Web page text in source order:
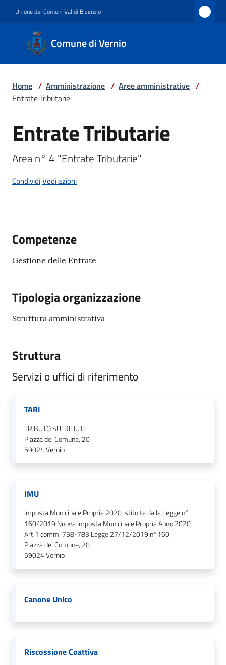
Unione dei Comuni Val di Bisenzio
Comune di Vernio
Comune
di
Vernio
e
dati
su
Home / Amministrazione / Aree amministrative /
Entrate Tributarie
Salta al contenuto
Entrate Tributarie
Area n° 4 "Entrate Tributarie"
CondividiVedi azioni
Competenze
Gestione delle Entrate
Tipologia organizzazione
Struttura amministrativa
Struttura
Servizi o uffici di riferimento
TARI
TRIBUTO SUI RIFIUTI
Piazza del Comune, 20
59024Vernio
IMU
Imposta Municipale Propria 2020 istituita dalla Legge n°
160/2019 Nuova Imposta Municipale Propria Anno 2020
Art.1 commi 738-783 Legge 27/12/2019 n°160
Piazza del Comune, 20
59024Vernio
Canone Unico
Riscossione Coattiva